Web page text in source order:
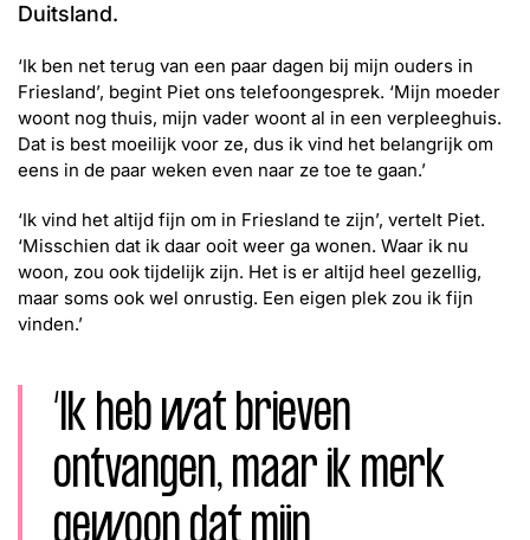
Duitsland.
‘Ik ben net terug van een paar dagen bij mijn ouders in
Friesland’, begint Piet ons telefoongesprek. ‘Mijn moeder
woont nog thuis, mijn vader woont al in een verpleeghuis.
Dat is best moeilijk voor ze, dus ik vind het belangrijk om
eens in de paar weken even naar ze toe te gaan.’
‘Ik vind het altijd fijn om in Friesland te zijn’, vertelt Piet.
‘Misschien dat ik daar ooit weer ga wonen. Waar ik nu
woon, zou ook tijdelijk zijn. Het is er altijd heel gezellig,
maar soms ook wel onrustig. Een eigen plek zou ik fijn
vinden.’
‘Ik heb wat brieven
ontvangen, maar ik merk